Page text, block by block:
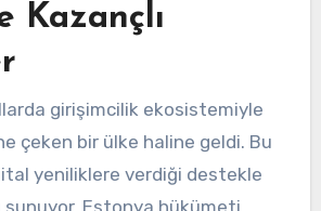
Kazançlı
girişimcilik ekosistemiyle
çeken bir ülke haline geldi. Bu
yeniliklere verdiği destekle
sunuyor. Estonya hükümeti,